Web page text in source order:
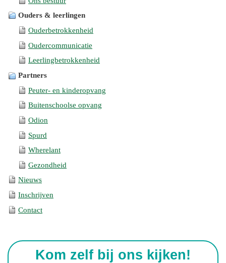
Ouders & leerlingen
Ouderbetrokkenheid
Oudercommunicatie
Leerlingbetrokkenheid
Partners
Peuter- en kinderopvang
Buitenschoolse opvang
Odion
Spurd
Wherelant
Gezondheid
Nieuws
Inschrijven
Contact
Kom zelf bij ons kijken!